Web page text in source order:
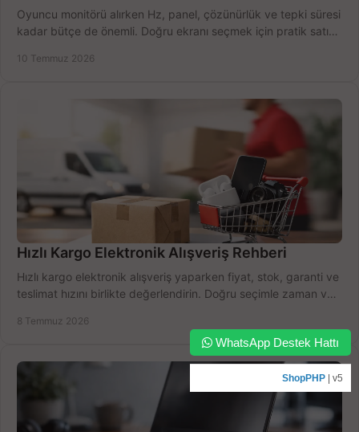
Oyuncu monitörü alırken Hz, panel, çözünürlük ve tepki süresi
kadar bütçe de önemli. Doğru ekranı seçmek için pratik satın
10 Temmuz 2026
Hızlı Kargo Elektronik Alışveriş Rehberi
Hızlı kargo elektronik alışveriş yaparken fiyat, stok, garanti ve
teslimat hızını birlikte değerlendirin. Doğru seçimle zaman ve
8 Temmuz 2026
WhatsApp Destek Hattı
ShopPHP | v5